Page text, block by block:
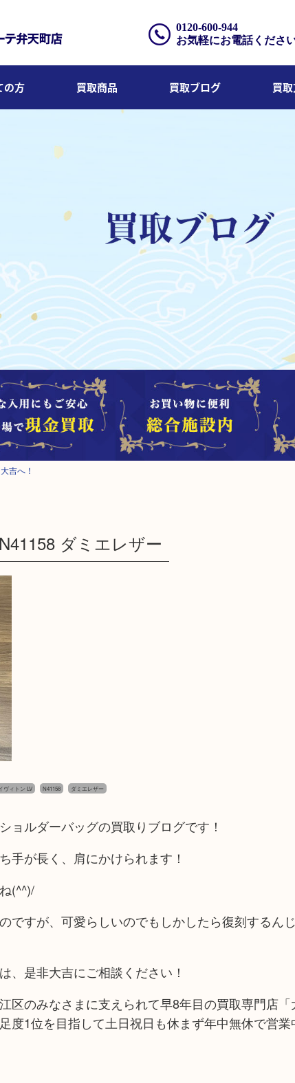
0120-600-944
お気軽にお電話くださ
の方 買取商品 買取ブログ 買
吉へ！
ダミエレザー
ヴィトン LV N41158 ダミエレザー
ョルダーバッグの買取りブログです！
手が長く、肩にかけられます！
(^^)/
ですが、可愛らしいのでもしかしたら復刻するん
、是非大吉にご相談ください！
区のみなさまに支えられて早8年目の買取専門店
度1位を目指して土日祝日も休まず年中無休で営